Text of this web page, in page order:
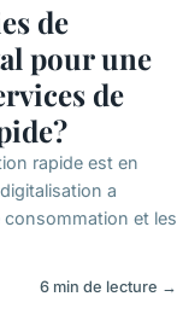
de
pour une
de
rapide est en
a
et les
6 min de lecture →